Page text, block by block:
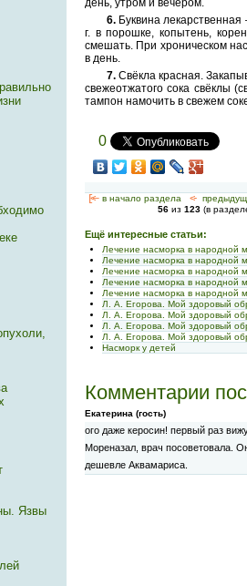
день, утром и вечером.
6. Буквина
г. в порошке, копытень,
смешать. При хроническом
в день.
7. Свёкла красная.
свежеотжатого сока свёклы
тампон намочить в свежем
0
[<— в начало раздела <-
56из 123(в
Ещё интересные статьи:
Лечение насморка в народной
Лечение насморка в народной
Лечение насморка в народной
Лечение насморка в народной
Лечение насморка в народной
Л. А. Егорова. Мой здоровый
Л. А. Егорова. Мой здоровый
Л. А. Егорова. Мой здоровый
Л. А. Егорова. Мой здоровый
Насморк у детей
Комментарии
Екатерина (гость)
ого даже керосин! первый раз
Мореназал, врач посоветовала.
дешевле Аквамариса.
Язвы